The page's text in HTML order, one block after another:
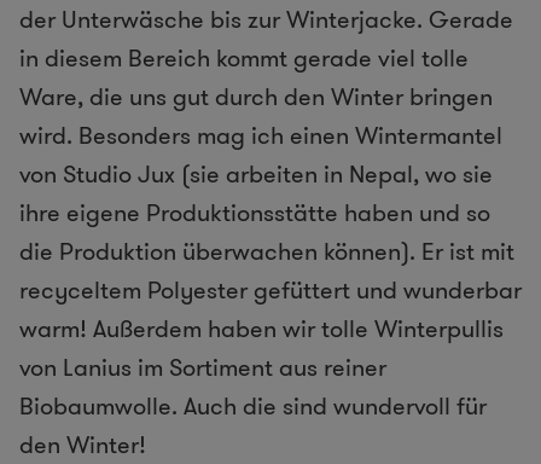
der Unterwäsche bis zur ​Winterjacke.​ Gerade
in diesem Bereich kommt gerade viel tolle
Ware, die uns gut durch den Winter bringen
wird. Besonders mag ich einen ​Wintermantel
von Studio Jux (sie arbeiten in Nepal, wo sie
ihre eigene Produktionsstätte haben und so
die Produktion überwachen können). Er ist mit
recyceltem Polyester gefüttert und wunderbar
warm! Außerdem haben wir ​tolle Winterpullis
von Lanius​ im Sortiment aus reiner
Biobaumwolle. Auch die sind wundervoll für
den Winter!